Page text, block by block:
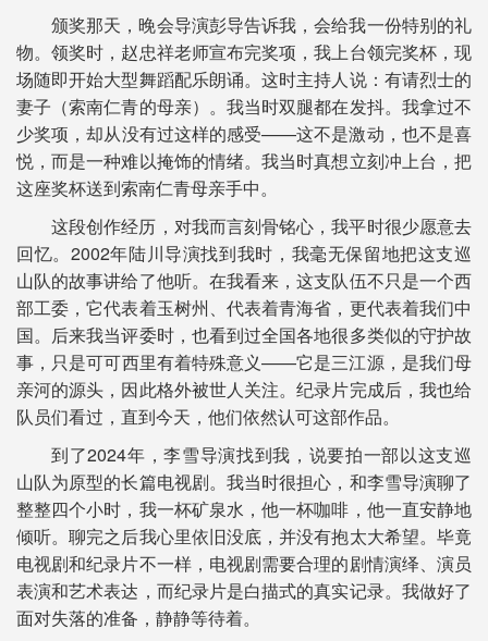
颁奖那天，晚会导演彭导告诉我，会给我一份特别的礼
物。领奖时，赵忠祥老师宣布完奖项，我上台领完奖杯，现
场随即开始大型舞蹈配乐朗诵。这时主持人说：有请烈士的
妻子（索南仁青的母亲）。我当时双腿都在发抖。我拿过不
少奖项，却从没有过这样的感受——这不是激动，也不是喜
悦，而是一种难以掩饰的情绪。我当时真想立刻冲上台，把
这座奖杯送到索南仁青母亲手中。
这段创作经历，对我而言刻骨铭心，我平时很少愿意去
回忆。2002年陆川导演找到我时，我毫无保留地把这支巡
山队的故事讲给了他听。在我看来，这支队伍不只是一个西
部工委，它代表着玉树州、代表着青海省，更代表着我们中
国。后来我当评委时，也看到过全国各地很多类似的守护故
事，只是可可西里有着特殊意义——它是三江源，是我们母
亲河的源头，因此格外被世人关注。纪录片完成后，我也给
队员们看过，直到今天，他们依然认可这部作品。
到了2024年，李雪导演找到我，说要拍一部以这支巡
山队为原型的长篇电视剧。我当时很担心，和李雪导演聊了
整整四个小时，我一杯矿泉水，他一杯咖啡，他一直安静地
倾听。聊完之后我心里依旧没底，并没有抱太大希望。毕竟
电视剧和纪录片不一样，电视剧需要合理的剧情演绎、演员
表演和艺术表达，而纪录片是白描式的真实记录。我做好了
面对失落的准备，静静等待着。